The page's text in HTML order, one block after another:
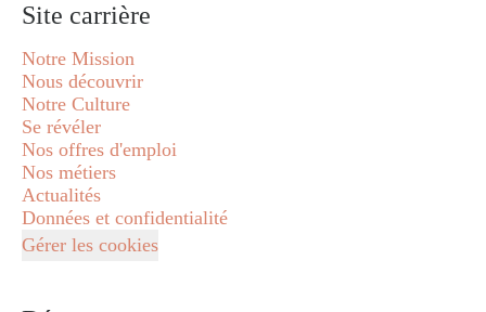
Site carrière
Notre Mission
Nous découvrir
Notre Culture
Se révéler
Nos offres d'emploi
Nos métiers
Actualités
Données et confidentialité
Gérer les cookies